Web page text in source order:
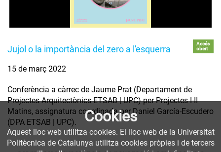
Jujol o la importància del zero a l'esquerra
Accés
obert
15 de març 2022
Conferència a càrrec de Jaume Prat (Departament de
Projectes Arquitectònics ETSAB | UPC) per Projectes I-II
Matins, assignatura coordinada per Daniel García-Escudero
(DPA ETSAB | UPC).
Cookies
Aquest lloc web utilitza cookies. El lloc web de la Universitat
Politècnica de Catalunya utilitza cookies pròpies i de tercers